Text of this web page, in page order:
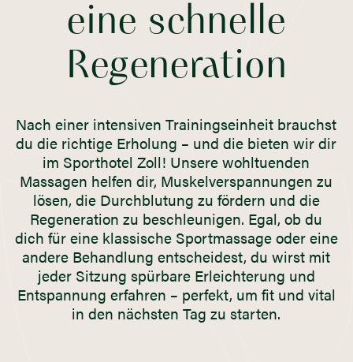
eine schnelle
Regeneration
Nach einer intensiven Trainingseinheit brauchst
du die richtige Erholung – und die bieten wir dir
im Sporthotel Zoll! Unsere wohltuenden
Massagen helfen dir, Muskelverspannungen zu
lösen, die Durchblutung zu fördern und die
Regeneration zu beschleunigen. Egal, ob du
dich für eine klassische Sportmassage oder eine
andere Behandlung entscheidest, du wirst mit
jeder Sitzung spürbare Erleichterung und
Entspannung erfahren – perfekt, um fit und vital
in den nächsten Tag zu starten.